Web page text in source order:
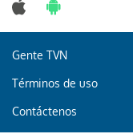
Gente TVN
Términos de uso
Contáctenos